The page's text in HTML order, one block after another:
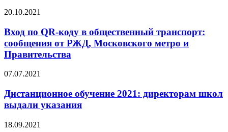
20.10.2021
Вход по QR-коду в общественный транспорт:
сообщения от РЖД, Московского метро и
Правительства
07.07.2021
Дистанционное обучение 2021: директорам школ
выдали указания
18.09.2021